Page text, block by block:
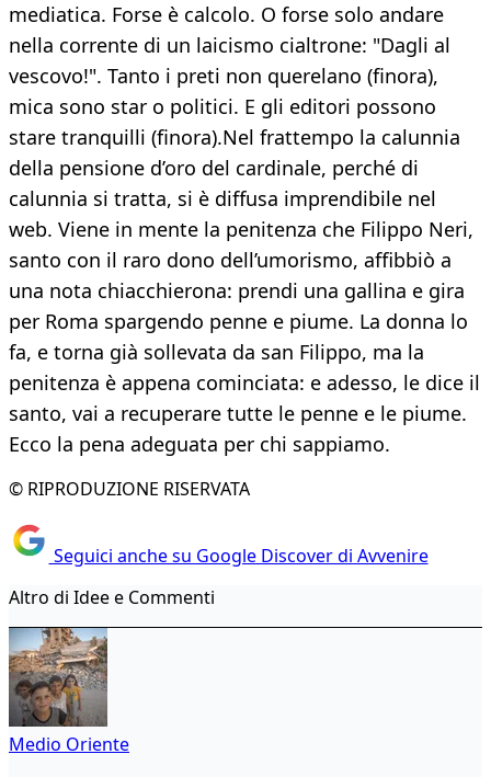
mediatica. Forse è calcolo. O forse solo andare
nella corrente di un laicismo cialtrone: "Dagli al
vescovo!". Tanto i preti non querelano (finora),
mica sono star o politici. E gli editori possono
stare tranquilli (finora).Nel frattempo la calunnia
della pensione d’oro del cardinale, perché di
calunnia si tratta, si è diffusa imprendibile nel
web. Viene in mente la penitenza che Filippo Neri,
santo con il raro dono dell’umorismo, affibbiò a
una nota chiacchierona: prendi una gallina e gira
per Roma spargendo penne e piume. La donna lo
fa, e torna già sollevata da san Filippo, ma la
penitenza è appena cominciata: e adesso, le dice il
santo, vai a recuperare tutte le penne e le piume.
Ecco la pena adeguata per chi sappiamo.
© RIPRODUZIONE RISERVATA
Seguici anche su Google Discover di Avvenire
Altro di Idee e Commenti
Medio Oriente